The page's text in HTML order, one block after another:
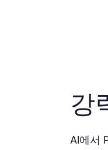
강
AI에서